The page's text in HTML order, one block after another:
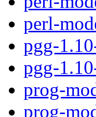
perl-
pgg-
pgg-
prog-
prog-